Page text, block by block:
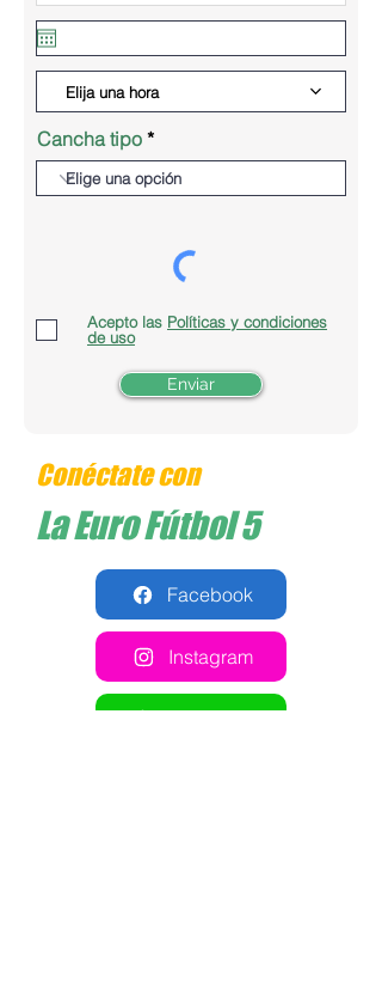
Elija una hora
Cancha tipo
Acepto las Políticas y condiciones
de uso
Enviar
Conéctate con
La Euro Fútbol 5
Facebook
Instagram